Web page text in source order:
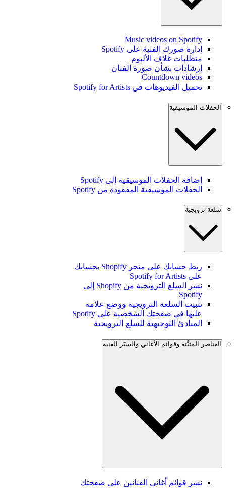
Music videos on Spotify
إدارة صورك الفنية على Spotify
متطلبات غلاف الألبوم
إرشادات بشأن صورة الفنان
Countdown videos
تحميل الفيديوهات في Spotify for Artists
الحفلات الموسيقية
إضافة الحفلات الموسيقية إلى Spotify
الحفلات الموسيقية المفقودة من Spotify
سلعة ترويجية
ربط حسابك على متجر Shopify بحسابك
على Spotify for Artists
نشر السلع الترويجية من Shopify إلى
Spotify
تثبيت السلعة الترويجية ووضع علامة
عليها في صفحتك الشخصية على Spotify
المبادئ التوجيهية للسلع الترويجية
العناصر المثبَّتة وقوائم الأغاني والسيَر الفنية
نشر قوائم أغاني الفنانين على صفحتك